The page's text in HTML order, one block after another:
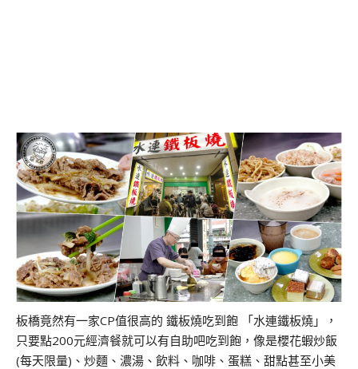
板橋竟然有一家CP值很高的 鐵板燒吃到飽 「水連鐵板燒」，
只要點200元經濟餐就可以有自助吧吃到飽，像是櫻花蝦炒飯
(每天限量)、炒麵、濃湯、飲料、咖啡、蛋糕、甜點甚至小美